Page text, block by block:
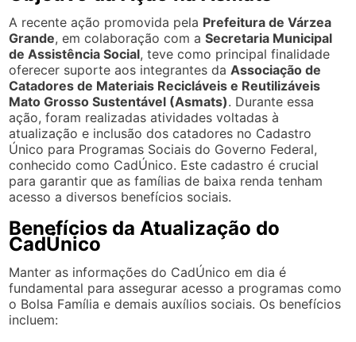
A recente ação promovida pela Prefeitura de Várzea
Grande, em colaboração com aSecretaria Municipal
de Assistência Social, teve como principal finalidade
oferecer suporte aos integrantes da Associação de
Catadores de Materiais Recicláveis e Reutilizáveis
Mato Grosso Sustentável (Asmats). Durante essa
ação, foram realizadas atividades voltadas à
atualização e inclusão dos catadores no Cadastro
Único para Programas Sociais do Governo Federal,
conhecido como CadÚnico. Este cadastro é crucial
para garantir que as famílias de baixa renda tenham
acesso a diversos benefícios sociais.
Benefícios da Atualização do
CadÚnico
Manter as informações do CadÚnico em dia é
fundamental para assegurar acesso a programas como
o Bolsa Família e demais auxílios sociais. Os benefícios
incluem: